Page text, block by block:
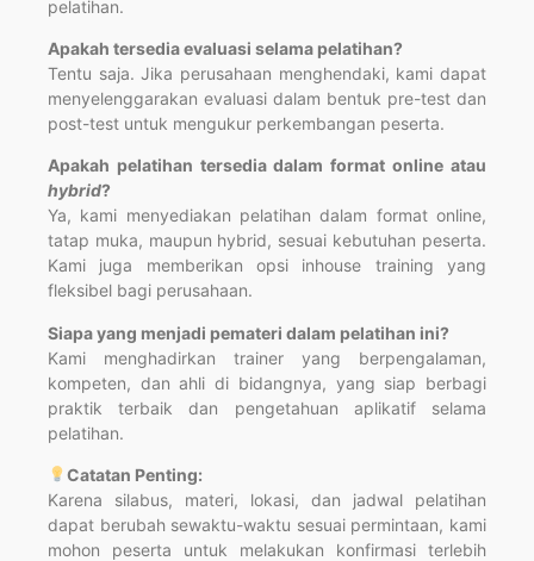
pelatihan.
Apakah tersedia evaluasi selama pelatihan?
Tentu saja. Jika perusahaan menghendaki, kami dapat
menyelenggarakan evaluasi dalam bentuk pre-test dan
post-test untuk mengukur perkembangan peserta.
Apakah pelatihan tersedia dalam format online atau
hybrid?
Ya, kami menyediakan pelatihan dalam format online,
tatap muka, maupun hybrid, sesuai kebutuhan peserta.
Kami juga memberikan opsi inhouse training yang
fleksibel bagi perusahaan.
Siapa yang menjadi pemateri dalam pelatihan ini?
Kami menghadirkan trainer yang berpengalaman,
kompeten, dan ahli di bidangnya, yang siap berbagi
praktik terbaik dan pengetahuan aplikatif selama
pelatihan.
Catatan Penting:
Karena silabus, materi, lokasi, dan jadwal pelatihan
dapat berubah sewaktu-waktu sesuai permintaan, kami
mohon peserta untuk melakukan konfirmasi terlebih